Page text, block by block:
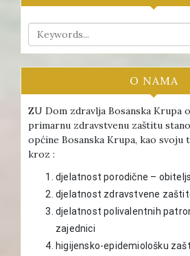
O NAMA
ZU Dom zdravlja Bosanska Krupa
primarnu zdravstvenu zaštitu
općine Bosanska Krupa, kao
kroz :
djelatnost porodične –
djelatnost zdravstvene
djelatnost polivalentnih
zajednici
higijensko-epidemiološku